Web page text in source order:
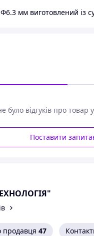
мм виготовлений із
було відгуків про товар
Поставити
продавця 47